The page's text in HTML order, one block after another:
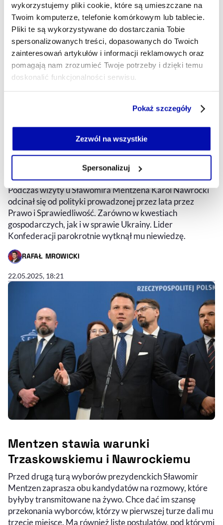
wykorzystujemy pliki cookie, które są umieszczane na
Twoim komputerze, telefonie komórkowym lub tablecie.
Pliki te są wykorzystywane do dostarczania Tobie
spersonalizowanych treści, dopasowanych do Twoich
zainteresowań artykułów i informacji reklamowych oraz
pomagają nam zrozumieć Twoje potrzeby i dzięki temu
doskonalić funkcjonalności serwisu.
Jeżeli nie wyrażasz zgody na zapisywanie plików cookie,
możesz łatwo zarządzać swoimi uprawnieniami, np. we
własnej przeglądarce internetowej lub po wybraniu opcji
naszej
Polityce Prywatności.
Pokaż szczegóły
Zezwól na wszystkie
Spersonalizuj
RAFAŁ MROWICKI
- AUTOR ARTYKUŁU - PROFIL
23.05.2025, 04:45
Nawrocki u Mentzena. Odcinał się
od PiS. Były potknięcia
Podczas wizyty u Sławomira Mentzena Karol Nawrocki
odcinał się od polityki prowadzonej przez lata przez
Prawo i Sprawiedliwość. Zarówno w kwestiach
gospodarczych, jak i w sprawie Ukrainy. Lider
Konfederacji parokrotnie wytknął mu niewiedzę.
RAFAŁ MROWICKI
- AUTOR ARTYKUŁU - PROFIL
22.05.2025, 18:21
Mentzen stawia warunki
Trzaskowskiemu i Nawrockiemu
Przed drugą turą wyborów prezydenckich Sławomir
Mentzen zaprasza obu kandydatów na rozmowy, które
byłyby transmitowane na żywo. Chce dać im szansę
przekonania wyborców, którzy w pierwszej turze dali mu
trzecie miejsce. Ma również listę postulatów, pod którymi